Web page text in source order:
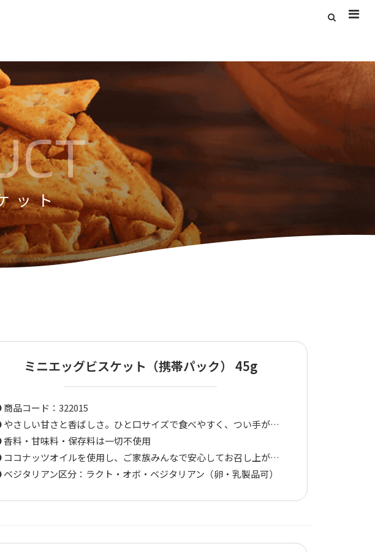
ット
ミニエッグビスケット（携帯パック） 45g
品コード：322015
さしい甘さと香ばしさ。ひと口サイズで食べやすく、つい手が止まらないおいしさ
料・甘味料・保存料は一切不使用
コナッツオイルを使用し、ご家族みんなで安心してお召し上がりいただけます
ジタリアン区分：ラクト・オボ・ベジタリアン（卵・乳製品可）